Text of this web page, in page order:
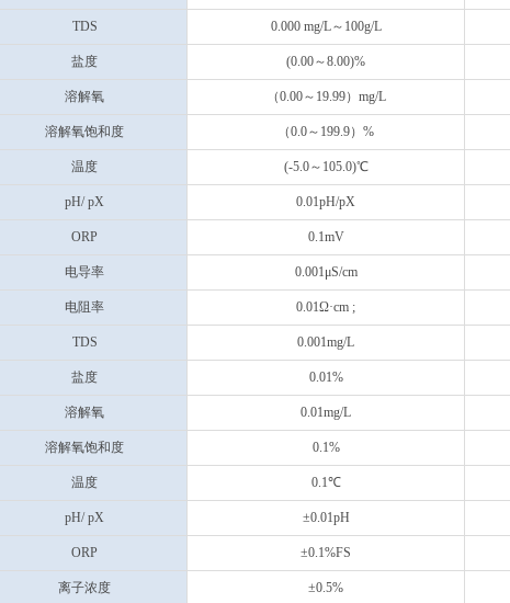
TDS 0.000 mg/L～100g/L
盐度 (0.00～8.00)%
溶解氧 （0.00～19.99）mg/L
溶解氧饱和度 （0.0～199.9）%
温度 (-5.0～105.0)℃
pH/ pX 0.01pH/pX
ORP 0.1mV
电导率 0.001μS/cm
电阻率 0.01Ω·cm ;
TDS 0.001mg/L
盐度 0.01%
溶解氧 0.01mg/L
溶解氧饱和度 0.1%
温度 0.1℃
pH/ pX ±0.01pH
ORP ±0.1%FS
离子浓度 ±0.5%